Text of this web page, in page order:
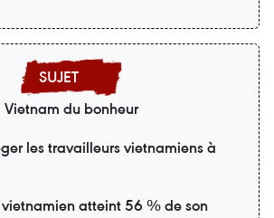
Vietnam du bonheur
les travailleurs vietnamiens à
vietnamien atteint 56 % de son